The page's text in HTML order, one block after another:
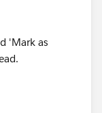
'Mark as